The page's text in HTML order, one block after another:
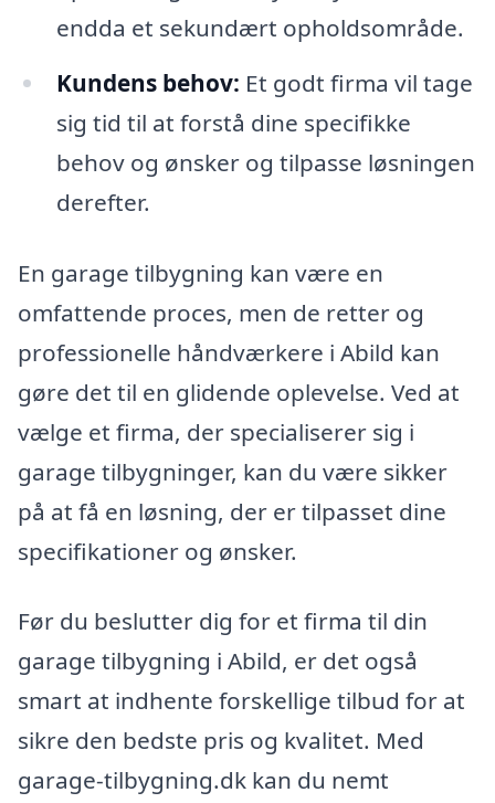
endda et sekundært opholdsområde.
Kundens behov: Et godt firma vil tage
sig tid til at forstå dine specifikke
behov og ønsker og tilpasse løsningen
derefter.
En garage tilbygning kan være en
omfattende proces, men de retter og
professionelle håndværkere i Abild kan
gøre det til en glidende oplevelse. Ved at
vælge et firma, der specialiserer sig i
garage tilbygninger, kan du være sikker
på at få en løsning, der er tilpasset dine
specifikationer og ønsker.
Før du beslutter dig for et firma til din
garage tilbygning i Abild, er det også
smart at indhente forskellige tilbud for at
sikre den bedste pris og kvalitet. Med
garage-tilbygning.dk kan du nemt